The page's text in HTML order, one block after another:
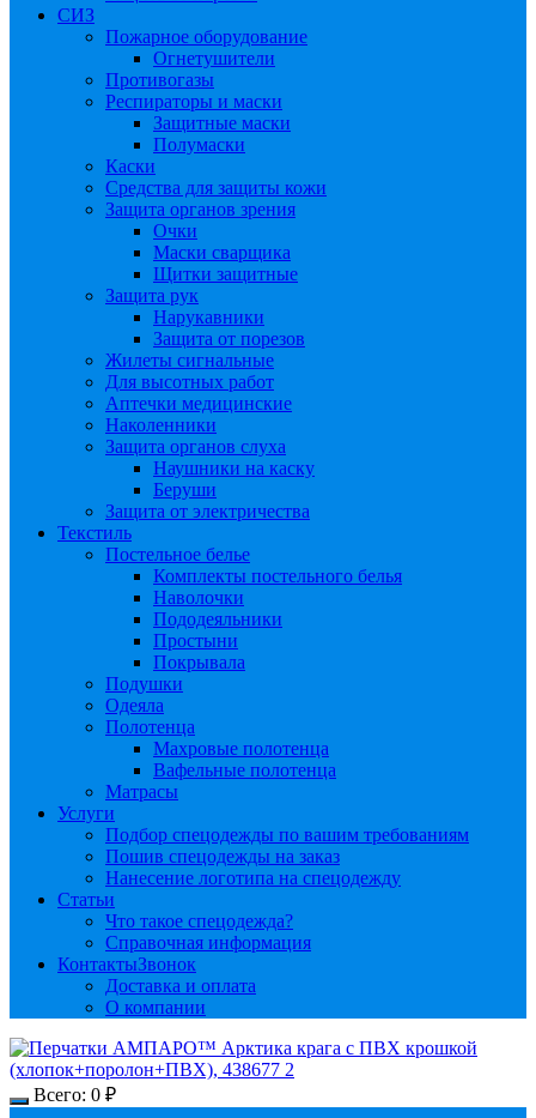
СИЗ
Пожарное оборудование
Огнетушители
Противогазы
Респираторы и маски
Защитные маски
Полумаски
Каски
Средства для защиты кожи
Защита органов зрения
Очки
Маски сварщика
Щитки защитные
Защита рук
Нарукавники
Защита от порезов
Жилеты сигнальные
Для высотных работ
Аптечки медицинские
Наколенники
Защита органов слуха
Наушники на каску
Беруши
Защита от электричества
Текстиль
Постельное белье
Комплекты постельного белья
Наволочки
Пододеяльники
Простыни
Покрывала
Подушки
Одеяла
Полотенца
Махровые полотенца
Вафельные полотенца
Матрасы
Услуги
Подбор спецодежды по вашим требованиям
Пошив спецодежды на заказ
Нанесение логотипа на спецодежду
Статьи
Что такое спецодежда?
Справочная информация
КонтактыЗвонок
Доставка и оплата
О компании
Всего: 0 ₽